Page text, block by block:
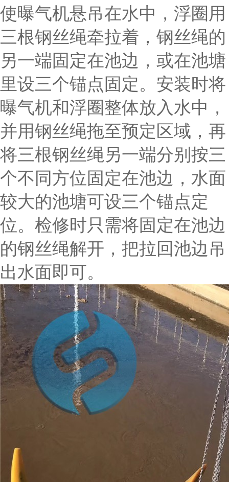
使曝气机悬吊在水中，浮圈用
三根钢丝绳牵拉着，钢丝绳的
另一端固定在池边，或在池塘
里设三个锚点固定。安装时将
曝气机和浮圈整体放入水中，
并用钢丝绳拖至预定区域，再
将三根钢丝绳另一端分别按三
个不同方位固定在池边，水面
较大的池塘可设三个锚点定
位。检修时只需将固定在池边
的钢丝绳解开，把拉回池边吊
出水面即可。